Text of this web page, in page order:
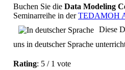
Buchen Sie die Data Modeling
Seminarreihe in derTEDAMOH
Diese
uns in deutscher Sprache
Rating: 5 / 1 vote